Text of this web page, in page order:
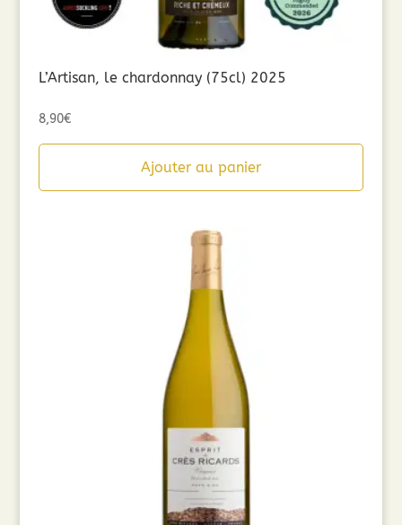
L’Artisan, le chardonnay (75cl) 2025
8,90€
Ajouter au panier